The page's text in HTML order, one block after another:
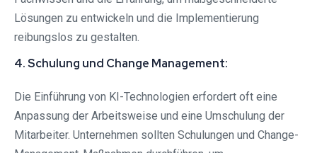
Lösungen zu entwickeln und die Implementierung
reibungslos zu gestalten.
4. Schulung und Change Management:
Die Einführung von KI-Technologien erfordert oft eine
Anpassung der Arbeitsweise und eine Umschulung der
Mitarbeiter. Unternehmen sollten Schulungen und Change-